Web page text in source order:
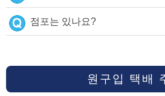
점포는 있나요?
원구입 택배